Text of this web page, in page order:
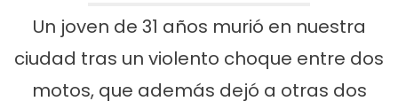
Un joven de 31 años murió en nuestra
ciudad tras un violento choque entre dos
motos, que además dejó a otras dos